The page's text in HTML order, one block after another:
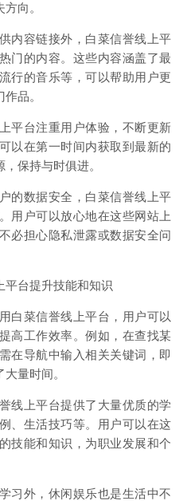
向。
内容链接外，白菜信誉线上平
门的内容。这些内容涵盖了最
行的音乐等，可以帮助用户更
品。
平台注重用户体验，不断更新
以在第一时间内获取到最新的
保持与时俱进。
的数据安全，白菜信誉线上平
用户可以放心地在这些网站上
必担心隐私泄露或数据安全问
平台提升技能和知识
白菜信誉线上平台，用户可以
高工作效率。例如，在查找某
在导航中输入相关关键词，即
量时间。
线上平台提供了大量优质的学
、生活技巧等。用户可以在这
技能和知识，为职业发展和个
习外，休闲娱乐也是生活中不